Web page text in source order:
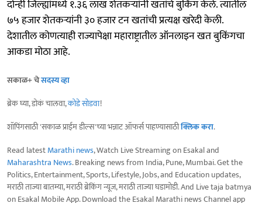
दोन्ही जिल्ह्यांमध्ये १.३६ लाख शेतकऱ्यांनी खतांचे बुकिंग केले. त्यातील
७५ हजार शेतकऱ्यांनी ३० हजार टन खतांची प्रत्यक्ष खरेदी केली.
देशातील कोणत्याही राज्यापेक्षा महाराष्ट्रातील ऑनलाइन खत बुकिंगचा
आकडा मोठा आहे.
सकाळ+ चेसदस्य व्हा
ब्रेक घ्या, डोकं चालवा,कोडे सोडवा!
शॉपिंगसाठी 'सकाळ प्राईम डील्स'च्या भन्नाट ऑफर्स पाहण्यासाठीक्लिक करा.
Read latestMarathi news, Watch Live Streaming on Esakal and
Maharashtra News. Breaking news from India, Pune, Mumbai. Get the
Politics, Entertainment, Sports, Lifestyle, Jobs, and Education updates,
मराठी ताज्या बातम्या, मराठी ब्रेकिंग न्यूज, मराठी ताज्या घडामोडी. And Live taja batmya
on Esakal Mobile App. Download the Esakal Marathi news Channel app